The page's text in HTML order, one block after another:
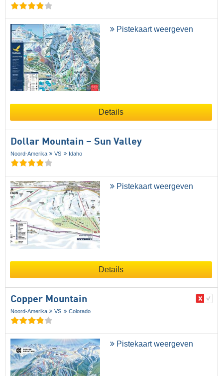
Pistekaart weergeven
Details
Dollar Mountain – Sun Valley
Noord-Amerika VS Idaho
Pistekaart weergeven
Details
Copper Mountain
Noord-Amerika VS Colorado
Pistekaart weergeven